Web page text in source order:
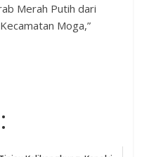
Merah Putih dari
Moga,”